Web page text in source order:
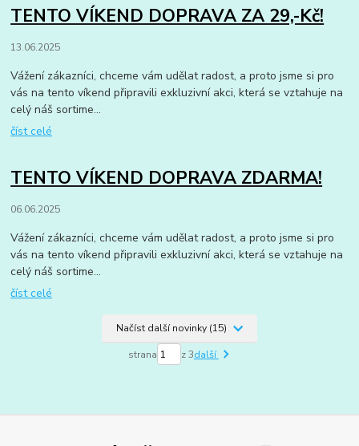
TENTO VÍKEND DOPRAVA ZA 29,-Kč!
13.06.2025
Vážení zákazníci, chceme vám udělat radost, a proto jsme si pro
vás na tento víkend připravili exkluzivní akci, která se vztahuje na
celý náš sortime...
číst celé
TENTO VÍKEND DOPRAVA ZDARMA!
06.06.2025
Vážení zákazníci, chceme vám udělat radost, a proto jsme si pro
vás na tento víkend připravili exkluzivní akci, která se vztahuje na
celý náš sortime...
číst celé
Načíst další novinky (15)
strana z 3další